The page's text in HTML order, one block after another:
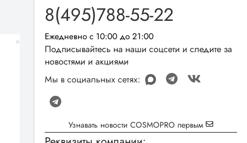
8(495)788-55-22
Ежедневно с 10:00 до 21:00
Подписывайтесь на наши соцсети и следите за
новостями и акциями
Мы в социальных сетях:
Узнавать новости COSMOPRO первым